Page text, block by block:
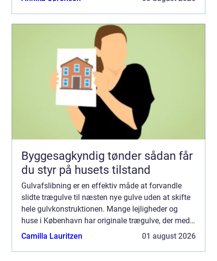
Byggesagkyndig tønder sådan får
du styr på husets tilstand
Gulvafslibning er en effektiv måde at forvandle
slidte trægulve til næsten nye gulve uden at skifte
hele gulvkonstruktionen. Mange lejligheder og
huse i København har originale trægulve, der med
den rette afslibning og ...
Camilla Lauritzen 01 august 2026